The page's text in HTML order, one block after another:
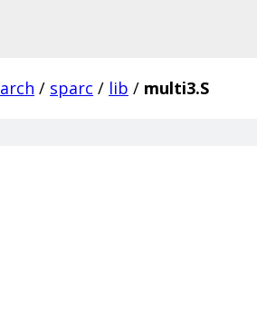
arch / sparc / lib / multi3.S